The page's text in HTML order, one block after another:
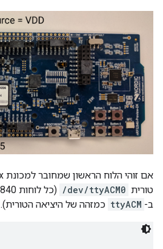
טורית /dev/ttyACM0
ב- ttyACM כמזהה של היציאה הטורית).